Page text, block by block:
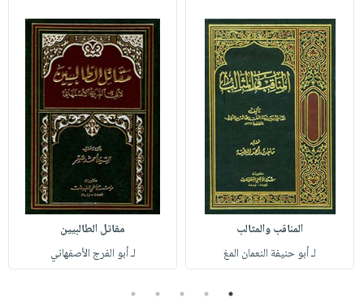
ملابس
مطرزات
حقائب
حلي
عناية
بالذات
صابون
أطفال
مناسبات
iKitab
بلا
حدود
وفرات
عن
الشركة
سياسة
الشركة
فيديوهات
أسئلة
طرحها
حسابك
لائحة
الأمنيات
عربة
التسوق
الإصدارات
المناقب والمثالب
لـ أبو حنيفة النعمان المغ
مقاتل الطالبيين
لـ أبو الفرج الأصفهاني
1
2
3
4
5